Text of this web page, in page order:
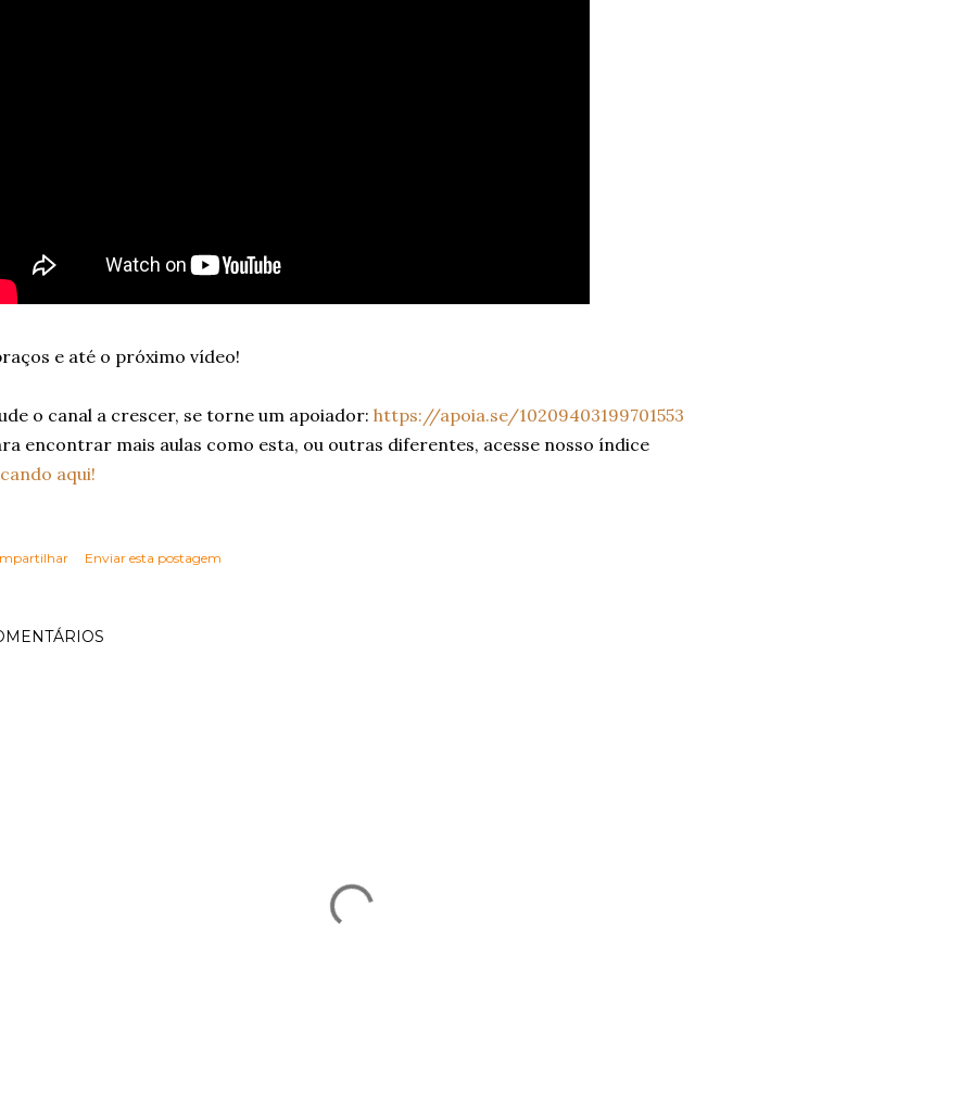
e até o próximo vídeo!
o canal a crescer, se torne um apoiador: https://apoia.se/10209403199701553
encontrar mais aulas como esta, ou outras diferentes, acesse nosso índice
aqui!
Enviar esta postagem